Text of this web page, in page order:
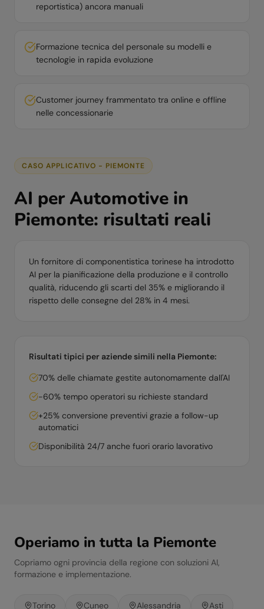
reportistica) ancora manuali
Formazione tecnica del personale su modelli e
tecnologie in rapida evoluzione
Customer journey frammentato tra online e offline
nelle concessionarie
CASO APPLICATIVO - PIEMONTE
AI perAutomotive in
Piemonte: risultati reali
Un fornitore di componentistica torinese ha introdotto
AI per la pianificazione della produzione e il controllo
qualità, riducendo gli scarti del 35% e migliorando il
rispetto delle consegne del 28% in 4 mesi.
Risultati tipici per aziende simili nella Piemonte:
70% delle chiamate gestite autonomamente dall'AI
-60% tempo operatori su richieste standard
+25% conversione preventivi grazie a follow-up
automatici
Disponibilità 24/7 anche fuori orario lavorativo
Operiamo in tutta la Piemonte
Copriamo ogni provincia della regione con soluzioni AI,
formazione e implementazione.
Torino Cuneo Alessandria Asti